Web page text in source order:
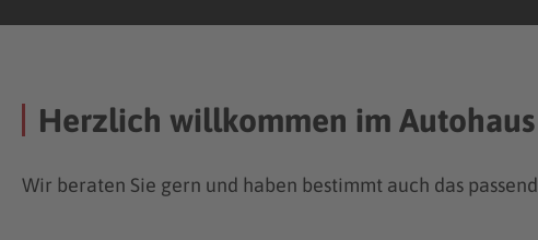
Herzlich willkommen im
Wir beraten Sie gern und haben bestimmt auch das